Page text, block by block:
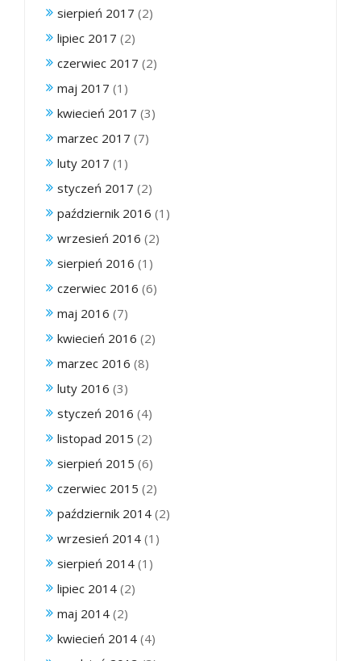
sierpień 2017 (2)
lipiec 2017 (2)
czerwiec 2017 (2)
maj 2017 (1)
kwiecień 2017 (3)
marzec 2017 (7)
luty 2017 (1)
styczeń 2017 (2)
październik 2016 (1)
wrzesień 2016 (2)
sierpień 2016 (1)
czerwiec 2016 (6)
maj 2016 (7)
kwiecień 2016 (2)
marzec 2016 (8)
luty 2016 (3)
styczeń 2016 (4)
listopad 2015 (2)
sierpień 2015 (6)
czerwiec 2015 (2)
październik 2014 (2)
wrzesień 2014 (1)
sierpień 2014 (1)
lipiec 2014 (2)
maj 2014 (2)
kwiecień 2014 (4)